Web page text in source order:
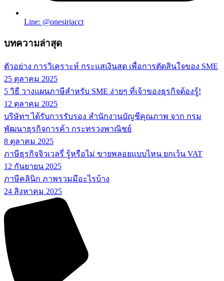
Line: @onesiriacct
บทความล่าสุด
ตัวอย่าง การวิเคราะห์ กระแสเงินสด เพื่อการตัดสินใจของ SME
25 ตุลาคม 2025
5 วิธี วางแผนภาษีสำหรับ SME ง่ายๆ ที่เจ้าของธุรกิจต้องรู้!
12 ตุลาคม 2025
บริษัทฯ ได้รับการรับรอง สำนักงานบัญชีคุณภาพ จาก กรม
พัฒนาธุรกิจการค้า กระทรวงพาณิชย์
8 ตุลาคม 2025
ภาษีธุรกิจจิวเวลรี่ รู้หรือไม่ ขายพลอยแบบไหน ยกเว้น VAT
12 กันยายน 2025
ภาษีคลินิก ภาพรวมมีอะไรบ้าง
24 สิงหาคม 2025